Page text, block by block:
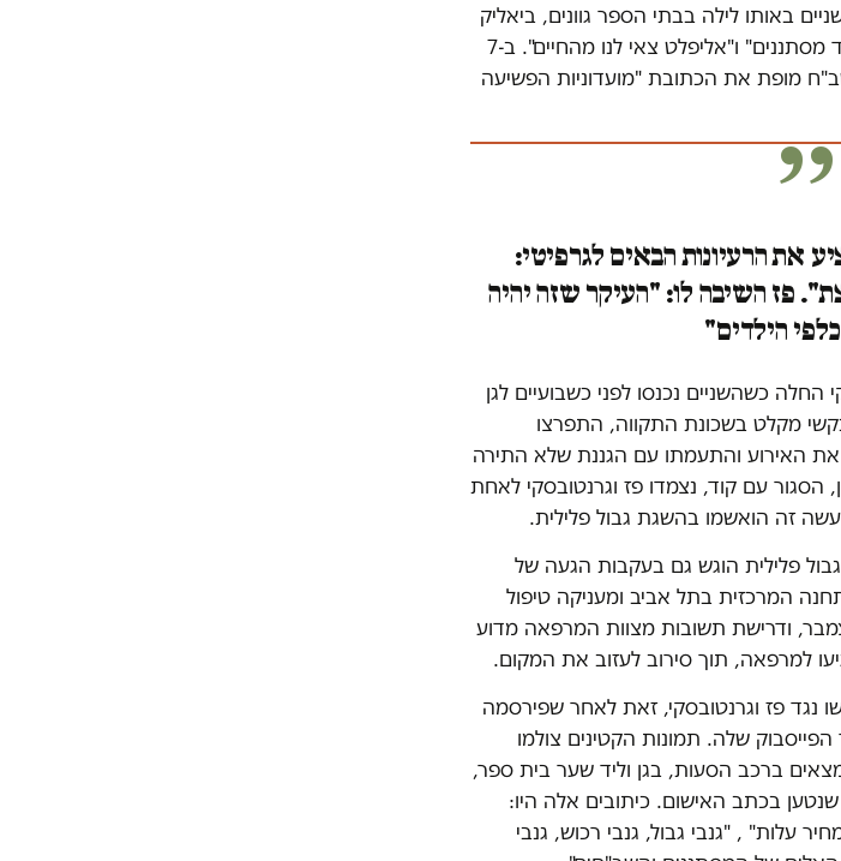
באותו לילה בבתי הספר גוונים, ביאליק
רוגוזין וקשת את הכתובות "קהילה נגד מסתננים" ו"אליפלט צאי לנו מהחיים". ב-7
מופת את הכתובת "מועדוניות הפשיעה
את הרעיונות הבאים לגרפיטי:
פז השיבה לו: "העיקר שזה יהיה
כלפי הילדים"
כשהשניים נכנסו לפני כשבועיים לגן
מקלט בשכונת התקווה, התפרצו
האירוע והתעמתו עם הגננת שלא התירה
עם קוד, נצמדו פז וגרנטובסקי לאחת
זה הואשמו בהשגת גבול פלילית.
פלילית הוגש גם בעקבות הגעה של
המרכזית בתל אביב ומעניקה טיפול
ודרישת תשובות מצוות המרפאה מדוע
למרפאה, תוך סירוב לעזוב את המקום.
נגד פז וגרנטובסקי, זאת לאחר שפירסמה
שלה. תמונות הקטינים צולמו
ברכב הסעות, בגן וליד שער בית ספר,
בכתב האישום. כיתובים אלה היו:
עלות" , "גנבי גבול, גנבי רכוש, גנבי